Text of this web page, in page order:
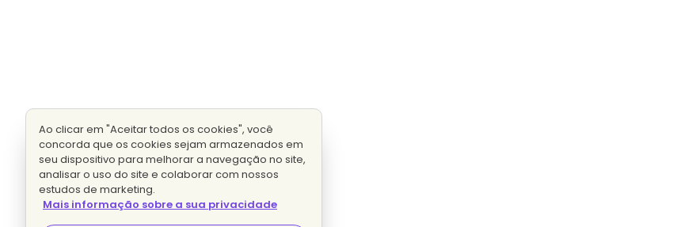
Ao clicar em "Aceitar todos os cookies", você
concorda que os cookies sejam armazenados em
seu dispositivo para melhorar a navegação no site,
analisar o uso do site e colaborar com nossos
estudos de marketing.
Mais informação sobre a sua privacidade